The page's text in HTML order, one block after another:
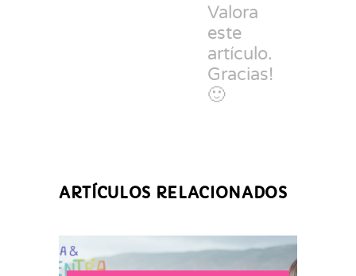
Valora
este
artículo.
Gracias!
🙂
ARTÍCULOS RELACIONADOS